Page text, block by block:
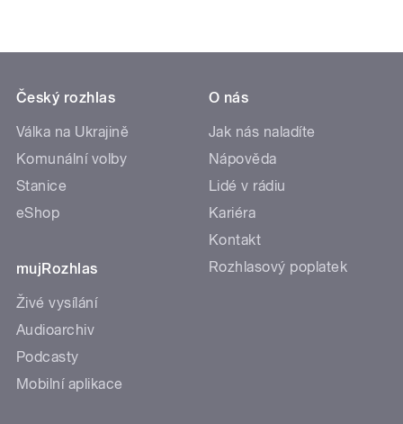
Český rozhlas
Válka na Ukrajině
Komunální volby
Stanice
eShop
mujRozhlas
Živé vysílání
Audioarchiv
Podcasty
Mobilní aplikace
O nás
Jak nás naladíte
Nápověda
Lidé v rádiu
Kariéra
Kontakt
Rozhlasový poplatek